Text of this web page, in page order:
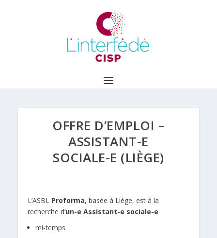
OFFRE D’EMPLOI –
ASSISTANT-E
SOCIALE-E (LIÈGE)
L’ASBL Proforma, basée à Liège, est à la
recherche d’un-e Assistant-e sociale-e
mi-temps